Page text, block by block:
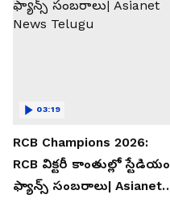
RCB Champions 2026:
RCB విక్టరీ కాంతుల్లో స్టేడియం
ఫ్యాన్స్ సంబరాలు| Asianet
03:19